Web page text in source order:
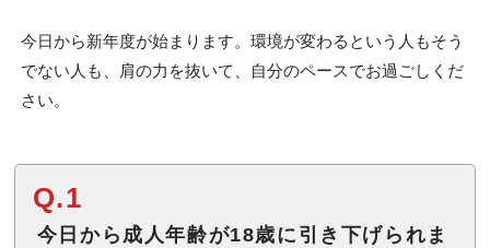
今日から新年度が始まります。環境が変わるという人もそう
でない人も、肩の力を抜いて、自分のペースでお過ごしくだ
さい。
Q.1
今日から成人年齢が18歳に引き下げられま